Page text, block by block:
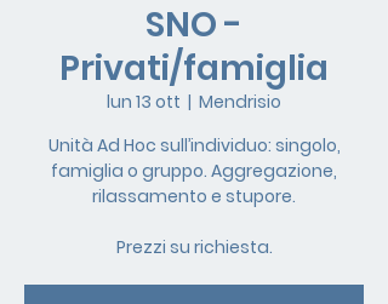
SNO -
Privati/famiglia
lun 13 ott
  |
Mendrisio
Unità Ad Hoc sull’individuo: singolo,
famiglia o gruppo. Aggregazione,
rilassamento e stupore.
Prezzi su richiesta.